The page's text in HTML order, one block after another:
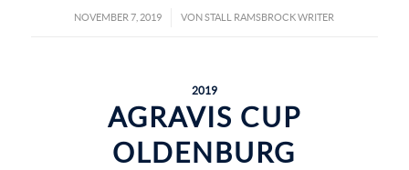
NOVEMBER 7, 2019
/ VONSTALL RAMSBROCK WRITER
2019
AGRAVIS CUP
OLDENBURG